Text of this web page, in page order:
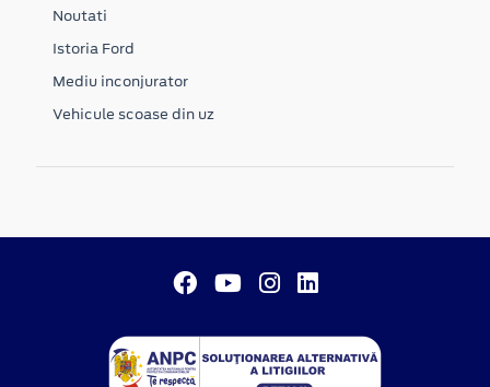
Noutati
Istoria Ford
Mediu inconjurator
Vehicule scoase din uz